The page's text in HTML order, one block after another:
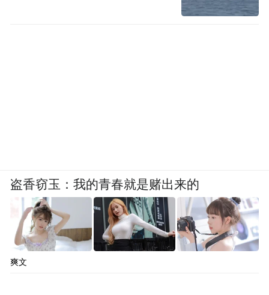
盗香窃玉：我的青春就是赌出来的
爽文